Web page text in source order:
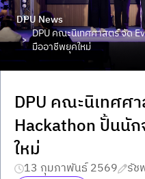
DPU News
> DPU คณะนิเทศศาสตร์ จัด
มืออาชีพยุคใหม่
DPU คณะนิเทศศ
Hackathon ปั้นนั
ใหม่
13 กุมภาพันธ์ 2569 รัช